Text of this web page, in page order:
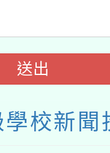
送出
校新聞